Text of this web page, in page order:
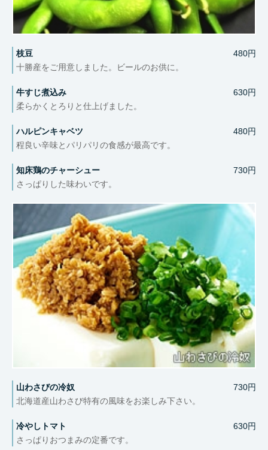
枝豆
480円
十勝産をご用意しました。ビールのお供に。
牛すじ煮込み
630円
柔らかくとろりと仕上げました。
ハルピンキャベツ
480円
程良い辛味とパリパリの食感が最高です。
知床鶏のチャーシュー
730円
さっぱりした味わいです。
山わさびの冷奴
730円
北海道産山わさび特有の風味をお楽しみ下さい。
冷やしトマト
630円
さっぱりおつまみの定番です。